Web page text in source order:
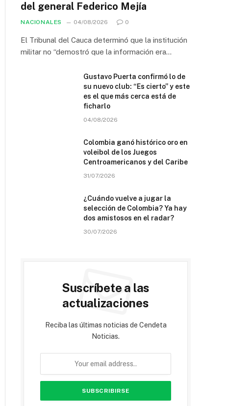
del general Federico Mejía
NACIONALES 04/08/2026 0
El Tribunal del Cauca determinó que la institución
militar no “demostró que la información era…
Gustavo Puerta confirmó lo de
su nuevo club: “Es cierto” y este
es el que más cerca está de
ficharlo
04/08/2026
Colombia ganó histórico oro en
voleibol de los Juegos
Centroamericanos y del Caribe
31/07/2026
¿Cuándo vuelve a jugar la
selección de Colombia? Ya hay
dos amistosos en el radar?
30/07/2026
Suscríbete a las
actualizaciones
Reciba las últimas noticias de Cendeta
Noticias.